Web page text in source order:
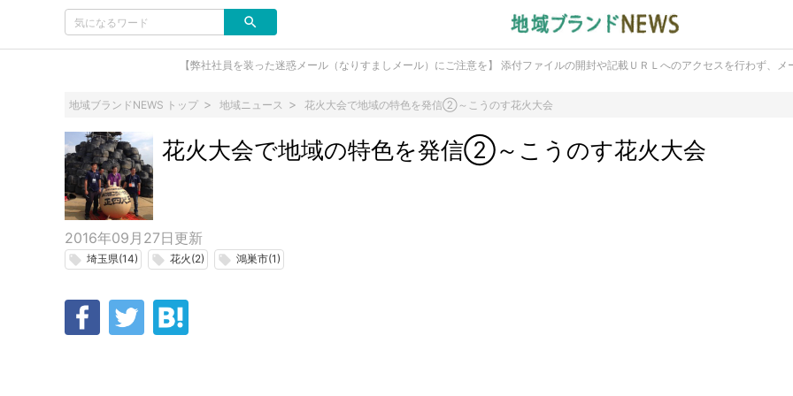
【弊社社員を装った迷惑メール（なりすましメール）にご注意を】 添付ファイルの開封や記載ＵＲＬへのアクセスを行わず、メ
地域ブランドNEWS トップ 地域ニュース 花火大会で地域の特色を発信②～こうのす花火大会
花火大会で地域の特色を発信②～こうのす花火大会
2016年09月27日 更新
local_offer 埼玉県(14) local_offer 花火(2) local_offer 鴻巣市(1)